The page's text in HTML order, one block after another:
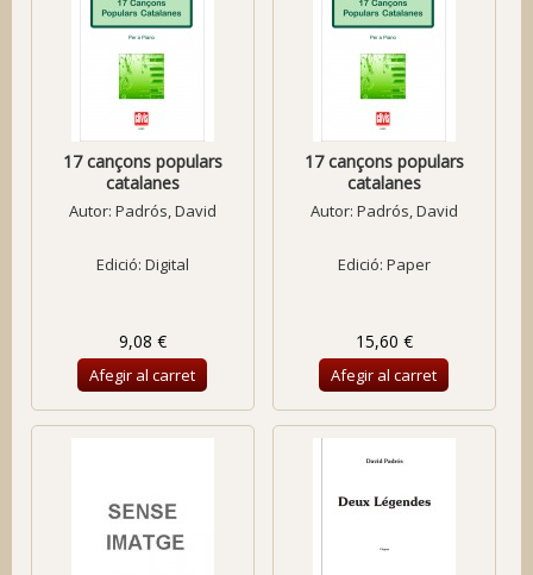
17 cançons populars
catalanes
Autor: Padrós, David
Edició: Digital
9,08 €
Afegir al carret
17 cançons populars
catalanes
Autor: Padrós, David
Edició: Paper
15,60 €
Afegir al carret